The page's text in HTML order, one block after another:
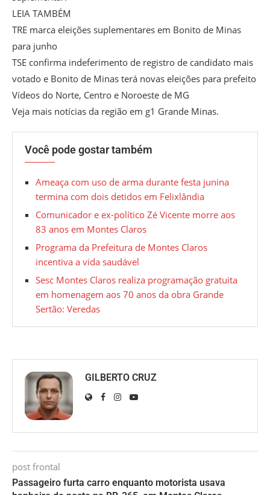
LEIA TAMBÉM
TRE marca eleições suplementares em Bonito de Minas
para junho
TSE confirma indeferimento de registro de candidato mais
votado e Bonito de Minas terá novas eleições para prefeito
Vídeos do Norte, Centro e Noroeste de MG
Veja mais notícias da região em g1 Grande Minas.
Você pode gostar também
Ameaça com uso de arma durante festa junina
termina com dois detidos em Felixlândia
Comunicador e ex-político Zé Vicente morre aos
83 anos em Montes Claros
Programa da Prefeitura de Montes Claros
incentiva a vida saudável
Sesc Montes Claros realiza programação gratuita
em homenagem aos 70 anos da obra Grande
Sertão: Veredas
GILBERTO CRUZ
post frontal
Passageiro furta carro enquanto motorista usava